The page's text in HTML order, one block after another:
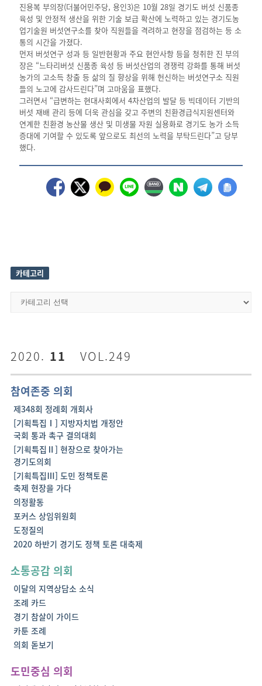
진용복 부의장(더불어민주당, 용인3)은 10월 28일 경기도 버섯 신품종
육성 및 안정적 생산을 위한 기술 보급 확산에 노력하고 있는 경기도농
업기술원 버섯연구소를 찾아 직원들을 격려하고 현장을 점검하는 등 소
통의 시간을 가졌다.
먼저 버섯연구 성과 등 일반현황과 주요 현안사항 등을 청취한 진 부의
장은 “느타리버섯 신품종 육성 등 버섯산업의 경쟁력 강화를 통해 버섯
농가의 고소득 창출 등 삶의 질 향상을 위해 헌신하는 버섯연구소 직원
들의 노고에 감사드린다”며 고마움을 표했다.
그러면서 “급변하는 현대사회에서 4차산업의 발달 등 빅데이터 기반의
버섯 재배 관리 등에 더욱 관심을 갖고 주변의 친환경급식지원센터와
연계한 친환경 농산물 생산 및 미생물 자원 실용화로 경기도 농가 소득
증대에 기여할 수 있도록 앞으로도 최선의 노력을 부탁드린다”고 당부
했다.
카테고리
카
2020. 11 VOL.249
참여존중 의회
제348회 정례회 개회사
[기획특집Ⅰ] 지방자치법 개정안
국회 통과 촉구 결의대회
[기획특집Ⅱ] 현장으로 찾아가는
경기도의회
[기획특집Ⅲ] 도민 정책토론
축제 현장을 가다
의정활동
포커스 상임위원회
도정질의
2020 하반기 경기도 정책 토론 대축제
소통공감 의회
이달의 지역상담소 소식
조례 카드
경기 참살이 가이드
카툰 조례
의회 돋보기
도민중심 의회